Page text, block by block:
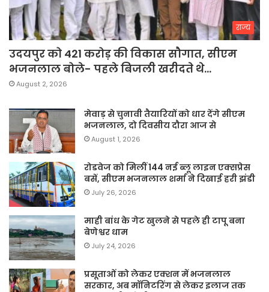
राज्य
उदयपुर को 421 करोड़ की विकास सौगात, सीएम
भजनलाल बोले- पहले बिजली खरीदते थे…
August 2, 2026
मेवाड़ से चुनावी तैयारियों को धार देंगे सीएम
भजनलाल, दो दिवसीय दौरा आज से
August 1, 2026
रोडवेज को मिलीं 144 नई ब्लू लाइन एक्सप्रेस
बसें, सीएम भजनलाल शर्मा ने दिखाई हरी झंडी
July 26, 2026
माही बांध के गेट खुलने से पहले ही टापू बना
बेणेश्वर धाम
July 24, 2026
प्रसूताओं को लेकर एक्शन में भजनलाल
सरकार, अब मॉनिटरिंग से लेकर इलाज तक